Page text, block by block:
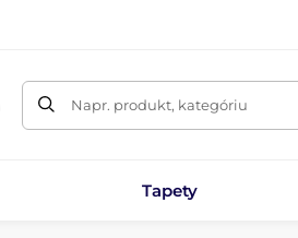
Napr. produkt, kategóriu
Tapety